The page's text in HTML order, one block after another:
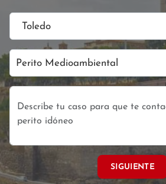
Toledo
Perito Medioambiental
SIGUIENTE